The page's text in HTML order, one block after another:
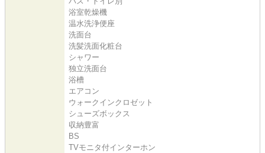
浴室乾燥機
温水洗浄便座
洗面台
洗髪洗面化粧台
シャワー
独立洗面台
浴槽
エアコン
ウォークインクロゼット
シューズボックス
収納豊富
BS
TVモニタ付インターホン